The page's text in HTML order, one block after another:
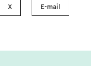
X E-mail